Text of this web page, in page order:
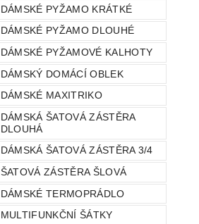
DÁMSKÉ PYŽAMO KRÁTKÉ
DÁMSKÉ PYŽAMO DLOUHÉ
DÁMSKÉ PYŽAMOVÉ KALHOTY
DÁMSKÝ DOMÁCÍ OBLEK
DÁMSKÉ MAXITRIKO
DÁMSKÁ ŠATOVÁ ZÁSTĚRA
DLOUHÁ
DÁMSKÁ ŠATOVÁ ZÁSTĚRA 3/4
ŠATOVÁ ZÁSTĚRA ŠLOVÁ
DÁMSKÉ TERMOPRÁDLO
MULTIFUNKČNÍ ŠÁTKY